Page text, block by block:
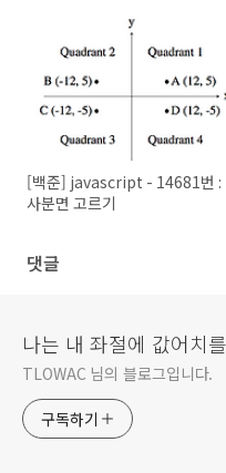
[백준] javascript - 14681번 :
사분면 고르기
댓글
나는 내 좌절에 값어치
TLOWAC 님의 블로그입니다.
구독하기